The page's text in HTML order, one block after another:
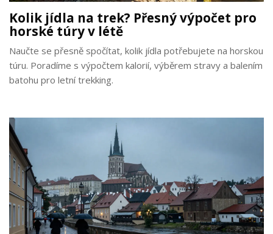
Kolik jídla na trek? Přesný výpočet pro
horské túry v létě
Naučte se přesně spočítat, kolik jídla potřebujete na horskou
túru. Poradíme s výpočtem kalorií, výběrem stravy a balením
batohu pro letní trekking.